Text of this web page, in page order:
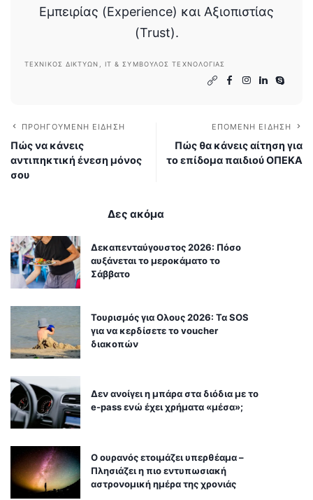
Εμπειρίας (Experience) και Αξιοπιστίας
(Trust).
ΤΕΧΝΙΚΌΣ ΔΙΚΤΎΩΝ, IT & ΣΎΜΒΟΥΛΟΣ ΤΕΧΝΟΛΟΓΊΑΣ
ΠΡΟΗΓΟΎΜΕΝΗ ΕΊΔΗΣΗ
Πώς να κάνεις
αντιπηκτική ένεση μόνος
σου
ΕΠΌΜΕΝΗ ΕΊΔΗΣΗ
Πώς θα κάνεις αίτηση για
το επίδομα παιδιού ΟΠΕΚΑ
Δες ακόμα
Δεκαπενταύγουστος 2026: Πόσο
αυξάνεται το μεροκάματο το
Σάββατο
Τουρισμός για Ολους 2026: Τα SOS
για να κερδίσετε το voucher
διακοπών
Δεν ανοίγει η μπάρα στα διόδια με το
e-pass ενώ έχει χρήματα «μέσα»;
Ο ουρανός ετοιμάζει υπερθέαμα –
Πλησιάζει η πιο εντυπωσιακή
αστρονομική ημέρα της χρονιάς